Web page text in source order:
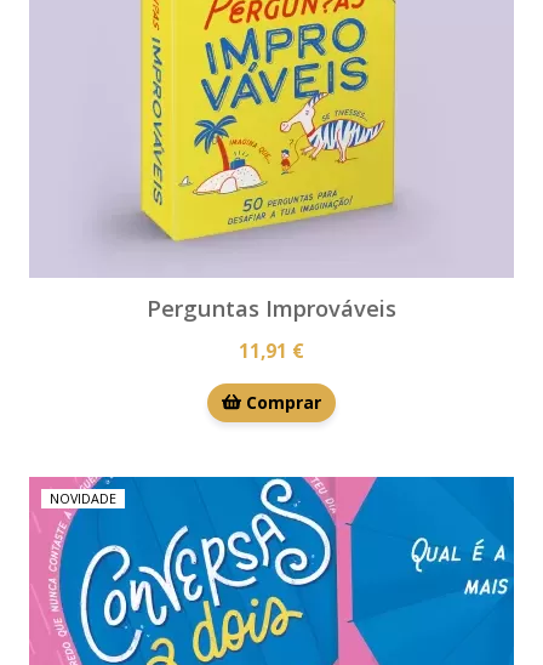
Perguntas Improváveis
11,91 €
Comprar
NOVIDADE